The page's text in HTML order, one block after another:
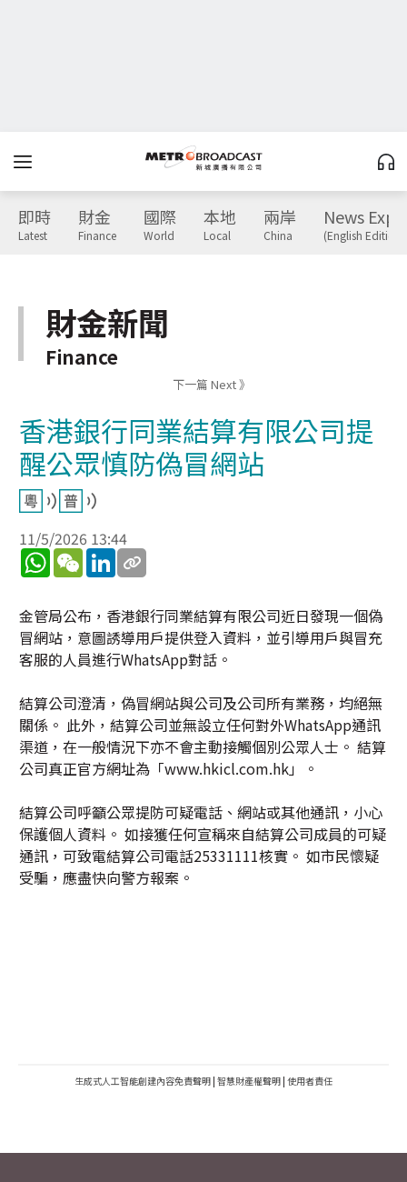
即時
Latest
財金
Finance
國際
World
本地
Local
兩岸
China
News
(English Edition)
財金新聞
Finance
下一篇 Next 》
香港銀行同業結算有限公司提
醒公眾慎防偽冒網站
11/5/2026 13:44
WhatsApp
WeChatLinkedIn
金管局公布，香港銀行同業結算有限公司近日發現一個偽
冒網站，意圖誘導用戶提供登入資料，並引導用戶與冒充
客服的人員進行WhatsApp對話。
結算公司澄清，偽冒網站與公司及公司所有業務，均絕無
關係。 此外，結算公司並無設立任何對外WhatsApp通訊
渠道，在一般情況下亦不會主動接觸個別公眾人士。 結算
公司真正官方網址為「www.hkicl.com.hk」。
結算公司呼籲公眾提防可疑電話、網站或其他通訊，小心
保護個人資料。 如接獲任何宣稱來自結算公司成員的可疑
通訊，可致電結算公司電話25331111核實。 如市民懷疑
受騙，應盡快向警方報案。
生成式人工智能創建內容免責聲明 | 智慧財產權聲明 | 使用者責任